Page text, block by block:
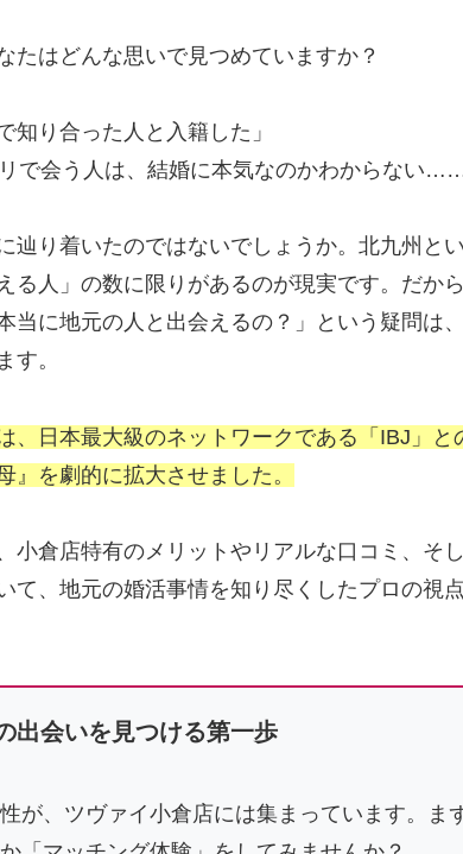
たはどんな思いで見つめていますか？
知り合った人と入籍した」
で会う人は、結婚に本気なのかわからない……
辿り着いたのではないでしょうか。北九州と
人」の数に限りがあるのが現実です。だから
当に地元の人と出会えるの？」という疑問は
す。
、日本最大級のネットワークである「IBJ」と
を劇的に拡大させました。
小倉店特有のメリットやリアルな口コミ、そ
て、地元の婚活事情を知り尽くしたプロの視
出会いを見つける第一歩
が、ツヴァイ小倉店には集まっています。ま